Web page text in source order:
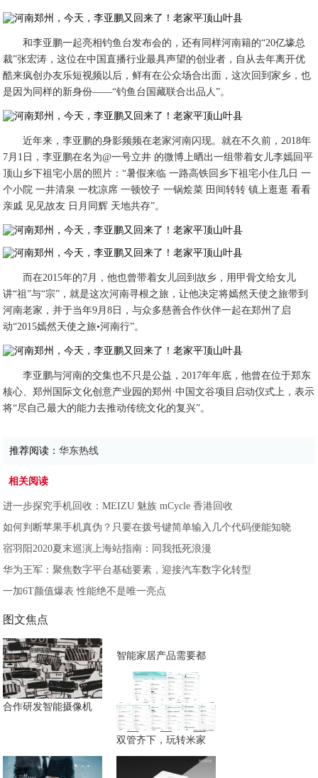
和李亚鹏一起亮相钓鱼台发布会的，还有同样河南籍的“20亿壕总
裁”张宏涛，这位在中国直播行业最具声望的创业者，自从去年离开优
酷来疯创办友乐短视频以后，鲜有在公众场合出面，这次回到家乡，也
是因为同样的新身份——“钓鱼台国藏联合出品人”。
近年来，李亚鹏的身影频频在老家河南闪现。就在不久前，2018年
7月1日，李亚鹏在名为@一号立井 的微博上晒出一组带着女儿李嫣回平
顶山乡下祖宅小居的照片：“暑假来临 一路高铁回乡下祖宅小住几日 一
个小院 一井清泉 一枕凉席 一顿饺子 一锅烩菜 田间转转 镇上逛逛 看看
亲戚 见见故友 日月同辉 天地共存”。
而在2015年的7月，他也曾带着女儿回到故乡，用甲骨文给女儿
讲“祖”与“宗”，就是这次河南寻根之旅，让他决定将嫣然天使之旅带到
河南老家，并于当年9月8日，与众多慈善合作伙伴一起在郑州了启
动“2015嫣然天使之旅•河南行”。
李亚鹏与河南的交集也不只是公益，2017年年底，他曾在位于郑东
核心、郑州国际文化创意产业园的郑州·中国文谷项目启动仪式上，表示
将“尽自己最大的能力去推动传统文化的复兴”。
推荐阅读：华东热线
相关阅读
进一步探究手机回收：MEIZU 魅族 mCycle 香港回收
如何判断苹果手机真伪？只要在拨号键简单输入几个代码便能知晓
宿羽阳2020夏末巡演上海站指南：同我抵死浪漫
华为王军：聚焦数字平台基础要素，迎接汽车数字化转型
一加6T颜值爆表 性能绝不是唯一亮点
图文焦点
合作研发智能摄像机
智能家居产品需要都
双管齐下，玩转米家